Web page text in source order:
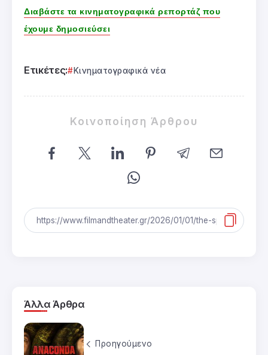
Διαβάστε τα κινηματογραφικά ρεπορτάζ που
έχουμε δημοσιεύσει
Ετικέτες: Κινηματογραφικά νέα
Κοινοποίηση Άρθρου
Άλλα Άρθρα
Προηγούμενο